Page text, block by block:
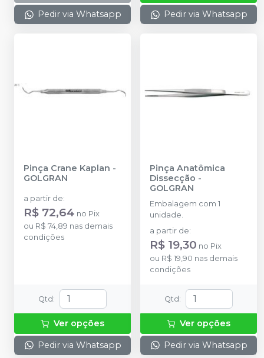
Pedir via Whatsapp Pedir via Whatsapp
Pinça Crane Kaplan -
GOLGRAN
a partir de:
R$ 72,64 no Pix
ou R$ 74,89 nas demais
condições
Qtd :
Ver opções
Pedir via Whatsapp
Pinça Anatômica
Dissecção -
GOLGRAN
Embalagem com 1
unidade.
a partir de:
R$ 19,30 no Pix
ou R$ 19,90 nas demais
condições
Qtd :
Ver opções
Pedir via Whatsapp